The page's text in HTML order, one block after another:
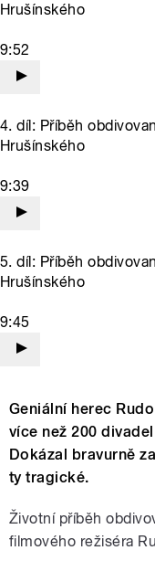
Hrušínského
9:52
4. díl: Příběh
Hrušínského
9:39
5. díl: Příběh
Hrušínského
9:45
Geniální herec
více než 200
Dokázal bravurně
ty tragické.
Životní příběh
filmového režiséra